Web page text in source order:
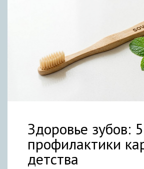
Здоровье зубов:
профилактики
детства